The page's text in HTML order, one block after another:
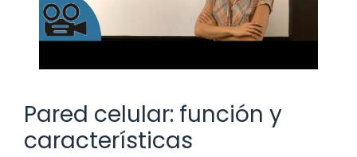
Pared celular: función y
características